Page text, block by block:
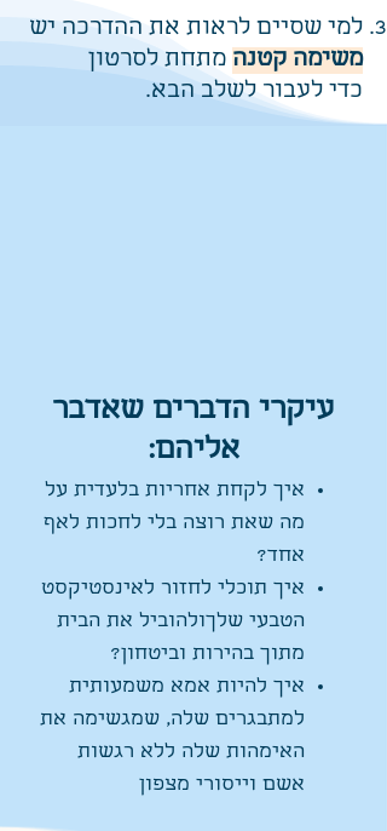
למי שסיים לראות את ההדרכה יש
משימה קטנה מתחת לסרטון
כדי לעבור לשלב הבא.
עיקרי הדברים שאדבר
אליהם:
איך לקחת אחריות בלעדית על
מה שאת רוצה בלי לחכות לאף
אחד?
איך תוכלי לחזור לאינסטיקסט
הטבעי שלךולהוביל את הבית
מתוך בהירות וביטחון?
איך להיות אמא משמעותית
למתבגרים שלה, שמגשימה את
האימהות שלה ללא רגשות
אשם וייסורי מצפון